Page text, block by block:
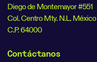
Diego de Montemayor #551
Col. Centro Mty. N.L. México
C.P. 64000
Contáctanos